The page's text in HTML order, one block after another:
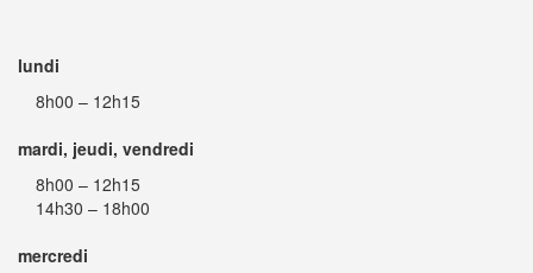
lundi
8h00 – 12h15
mardi, jeudi, vendredi
8h00 – 12h15
14h30 – 18h00
mercredi